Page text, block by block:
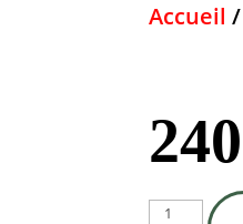
Accueil /
quantité